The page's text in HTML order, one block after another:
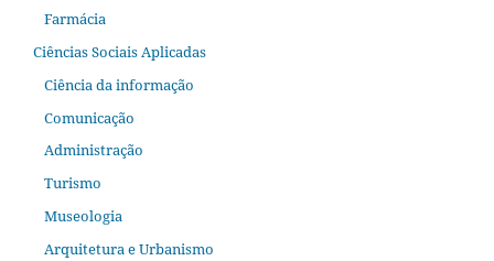
Farmácia
Ciências Sociais Aplicadas
Ciência da informação
Comunicação
Administração
Turismo
Museologia
Arquitetura e Urbanismo